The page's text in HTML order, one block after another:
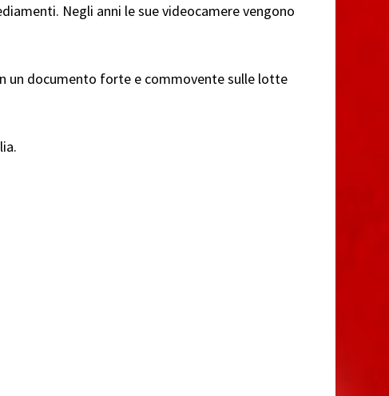
Negli anni le sue videocamere vengono
un documento forte e commovente sulle lotte